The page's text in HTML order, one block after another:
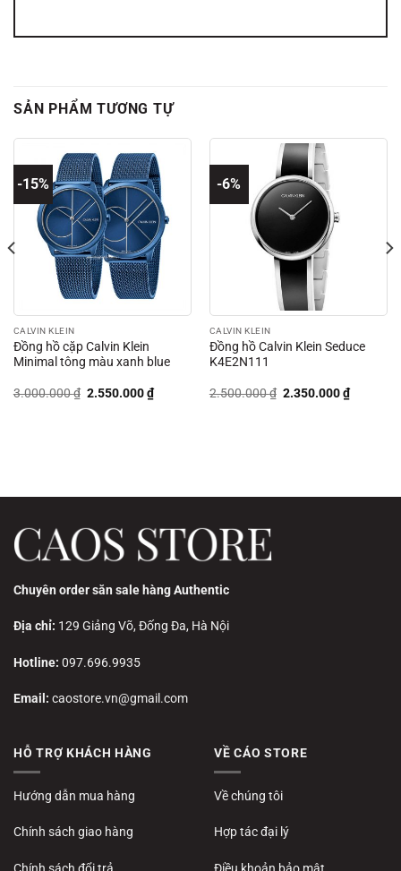
SẢN PHẨM TƯƠNG TỰ
-15%
CALVIN KLEIN
Đồng hồ cặp Calvin Klein
Minimal tông màu xanh blue
3.000.000₫ Giá
2.550.000₫Giá
hiện
-6%
CALVIN KLEIN
Đồng hồ Calvin Klein Seduce
K4E2N111
2.500.000₫ Giá
2.350.000₫Giá
hiện
Chuyên order săn sale hàng Authentic
Địa chỉ: 129 Giảng Võ, Đống Đa, Hà Nội
Hotline: 097.696.9935
Email: caostore.vn@gmail.com
HỖ TRỢ KHÁCH HÀNG
Hướng dẫn mua hàng
Chính sách giao hàng
Chính sách đổi trả
VỀ CÁO STORE
Về chúng tôi
Hợp tác đại lý
Điều khoản bảo mật